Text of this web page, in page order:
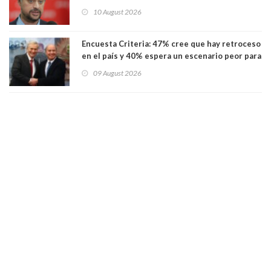
creían intocables"
10 August 2026
Encuesta Criteria: 47% cree que hay retroceso
en el país y 40% espera un escenario peor para
09 August 2026